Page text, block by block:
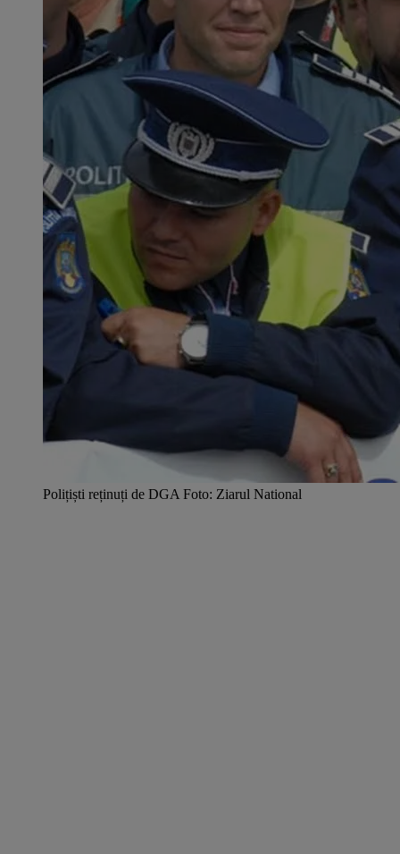
Polițiști reținuți de DGA Foto: Ziarul National